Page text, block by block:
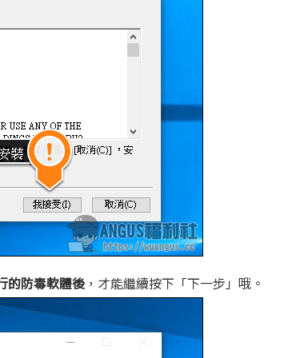
的防毒軟體後，才能繼續按下「下一步」哦。